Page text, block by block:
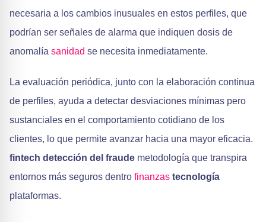
necesaria a los cambios inusuales en estos perfiles, que
podrían ser señales de alarma que indiquen dosis de
anomalía sanidad se necesita inmediatamente.
La evaluación periódica, junto con la elaboración continua
de perfiles, ayuda a detectar desviaciones mínimas pero
sustanciales en el comportamiento cotidiano de los
clientes, lo que permite avanzar hacia una mayor eficacia.
fintech detección del fraude metodología que transpira
entornos más seguros dentro finanzas tecnología
plataformas.